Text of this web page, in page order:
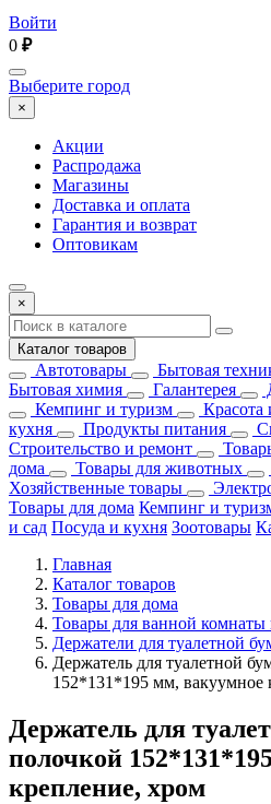
Войти
0 ₽
Выберите город
×
Акции
Распродажа
Магазины
Доставка и оплата
Гарантия и возврат
Оптовикам
×
Каталог товаров
Автотовары
Бытовая
Бытовая химия
Галантерея
Кемпинг и туризм
Красота
кухня
Продукты питания
Строительство и ремонт
дома
Товары для животных
Хозяйственные товары
Товары для дома Кемпинг и
и сад Посуда и кухня Зоотовары
Главная
Каталог товаров
Товары для дома
Товары для ванной комнаты
Держатели для туалетной
Держатель для туалетной
152*131*195 мм, вакуумное
Держатель для
полочкой
крепление, хром